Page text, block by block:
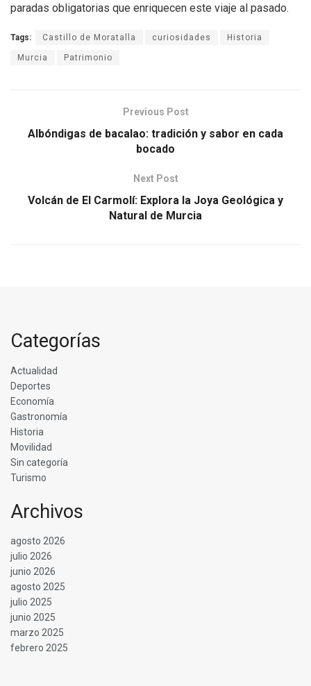
paradas obligatorias que enriquecen este viaje al pasado.
Tags: Castillo de Moratalla curiosidades Historia
Murcia Patrimonio
Previous Post
Albóndigas de bacalao: tradición y sabor en cada
bocado
Next Post
Volcán de El Carmolí: Explora la Joya Geológica y
Natural de Murcia
Categorías
Actualidad
Deportes
Economía
Gastronomía
Historia
Movilidad
Sin categoría
Turismo
Archivos
agosto 2026
julio 2026
junio 2026
agosto 2025
julio 2025
junio 2025
marzo 2025
febrero 2025